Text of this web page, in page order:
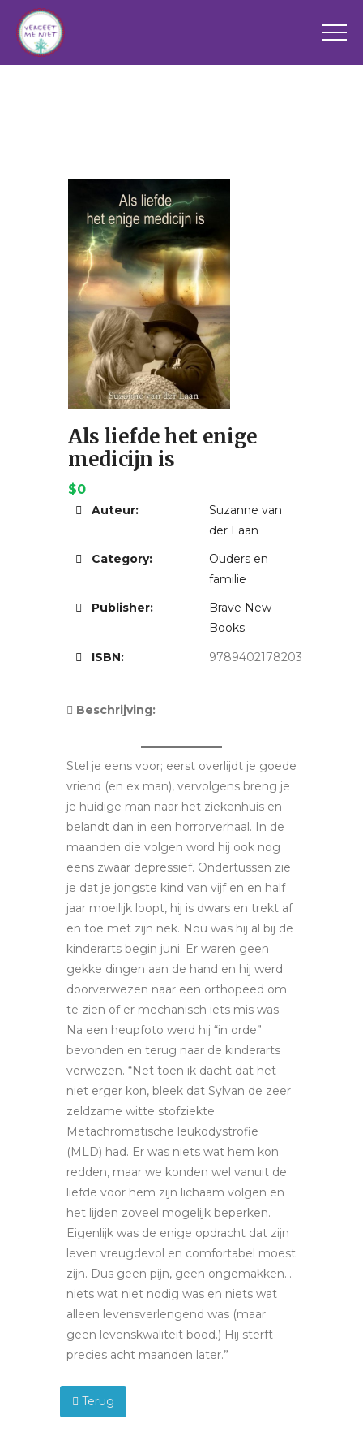
Als liefde het enige
medicijn is
$0
Auteur:
Suzanne van
der Laan
Category:
Ouders en
familie
Publisher:
Brave New
Books
ISBN:
9789402178203
Beschrijving:
Stel je eens voor; eerst overlijdt je goede
vriend (en ex man), vervolgens breng je
je huidige man naar het ziekenhuis en
belandt dan in een horrorverhaal. In de
maanden die volgen word hij ook nog
eens zwaar depressief. Ondertussen zie
je dat je jongste kind van vijf en en half
jaar moeilijk loopt, hij is dwars en trekt af
en toe met zijn nek. Nou was hij al bij de
kinderarts begin juni. Er waren geen
gekke dingen aan de hand en hij werd
doorverwezen naar een orthopeed om
te zien of er mechanisch iets mis was.
Na een heupfoto werd hij “in orde”
bevonden en terug naar de kinderarts
verwezen. “Net toen ik dacht dat het
niet erger kon, bleek dat Sylvan de zeer
zeldzame witte stofziekte
Metachromatische leukodystrofie
(MLD) had. Er was niets wat hem kon
redden, maar we konden wel vanuit de
liefde voor hem zijn lichaam volgen en
het lijden zoveel mogelijk beperken.
Eigenlijk was de enige opdracht dat zijn
leven vreugdevol en comfortabel moest
zijn. Dus geen pijn, geen ongemakken…
niets wat niet nodig was en niets wat
alleen levensverlengend was (maar
geen levenskwaliteit bood.) Hij sterft
precies acht maanden later.”
Terug